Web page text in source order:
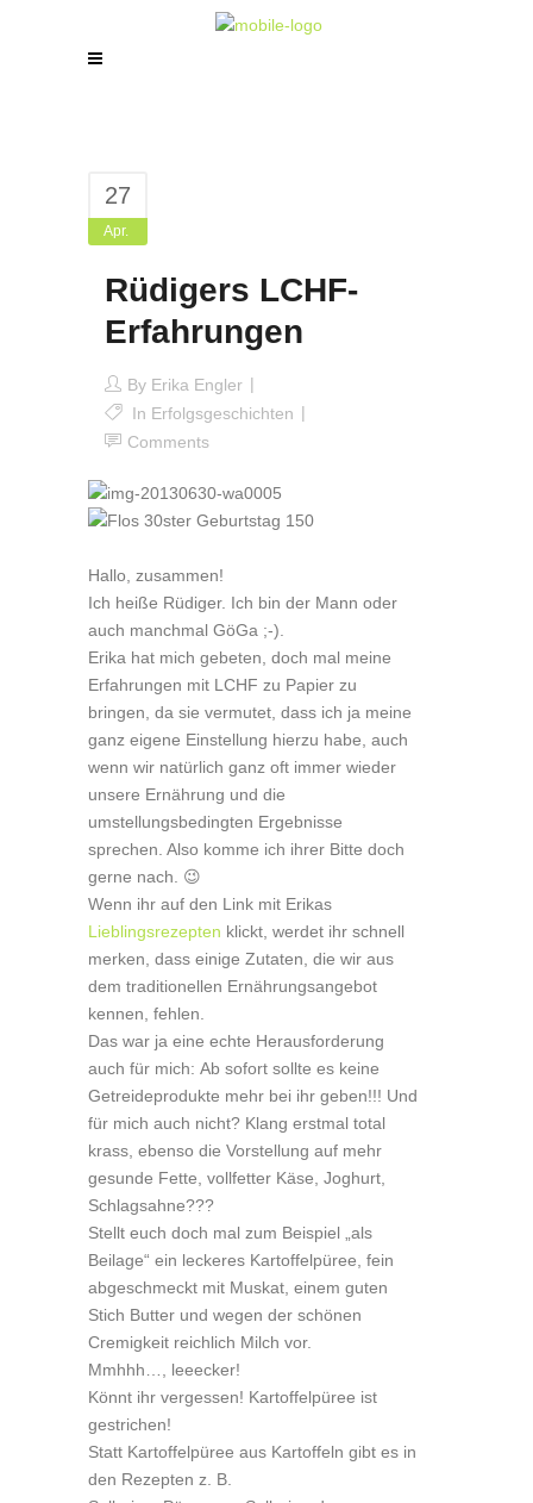
27
Apr.
Rüdigers LCHF-
Erfahrungen
By Erika Engler
In Erfolgsgeschichten
Comments
Hallo, zusammen!
Ich heiße Rüdiger. Ich bin der Mann oder
auch manchmal GöGa ;-).
Erika hat mich gebeten, doch mal meine
Erfahrungen mit LCHF zu Papier zu
bringen, da sie vermutet, dass ich ja meine
ganz eigene Einstellung hierzu habe, auch
wenn wir natürlich ganz oft immer wieder
unsere Ernährung und die
umstellungsbedingten Ergebnisse
sprechen. Also komme ich ihrer Bitte doch
gerne nach. 😉
Wenn ihr auf den Link mit Erikas
Lieblingsrezepten klickt, werdet ihr schnell
merken, dass einige Zutaten, die wir aus
dem traditionellen Ernährungsangebot
kennen, fehlen.
Das war ja eine echte Herausforderung
auch für mich: Ab sofort sollte es keine
Getreideprodukte mehr bei ihr geben!!! Und
für mich auch nicht? Klang erstmal total
krass, ebenso die Vorstellung auf mehr
gesunde Fette, vollfetter Käse, Joghurt,
Schlagsahne???
Stellt euch doch mal zum Beispiel „als
Beilage“ ein leckeres Kartoffelpüree, fein
abgeschmeckt mit Muskat, einem guten
Stich Butter und wegen der schönen
Cremigkeit reichlich Milch vor.
Mmhhh…, leeecker!
Könnt ihr vergessen! Kartoffelpüree ist
gestrichen!
Statt Kartoffelpüree aus Kartoffeln gibt es in
den Rezepten z. B.